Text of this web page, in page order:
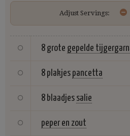
Adjust Servings:
8 grote gepelde
8 plakjes pancetta
8 blaadjes salie
peper en zout